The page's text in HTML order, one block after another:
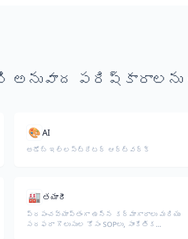
పరిష్కారాలను
🎨AI
అడోబ్ ఇల్లస్ట్రేటర్ ఆర్ట్‌వర్క్
🏭 తయారీ
ప్రపంచవ్యాప్తంగా ఉన్న కర్మాగారాలు మరియు
సరఫరా గొలుసుల కోసం SOPలు, సాంకేతిక